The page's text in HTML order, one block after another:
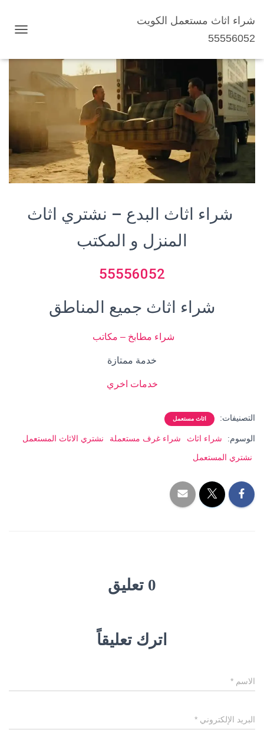
شراء اثاث مستعمل الكويت
55556052
د
ا
ن
شراء اثاث البدع
شراء اثاث البدع – نشتري اثاث
المنزل و المكتب
55556052
شراء اثاث جميع المناطق
شراء مطابخ – مكاتب
خدمة ممتازة
خدمات اخر ي
التصنيفات: اثاث مستعمل
الوسوم: شراء اثاث شراء غرف مستعملة
نشتري الاثاث المستعمل
نشتري المستعمل
0 تعليق
اترك تعليقاً
الاسم *
البريد الإلكتروني *